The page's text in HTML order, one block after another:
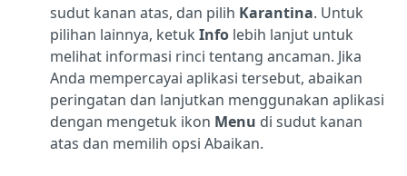
sudut kanan atas, dan pilih Karantina. Untuk
pilihan lainnya, ketuk Info lebih lanjut untuk
melihat informasi rinci tentang ancaman. Jika
Anda mempercayai aplikasi tersebut, abaikan
peringatan dan lanjutkan menggunakan aplikasi
dengan mengetuk ikon Menu di sudut kanan
atas dan memilih opsi Abaikan.